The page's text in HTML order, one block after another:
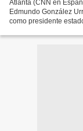
Atlanta (CNN en
Edmundo González
como presidente